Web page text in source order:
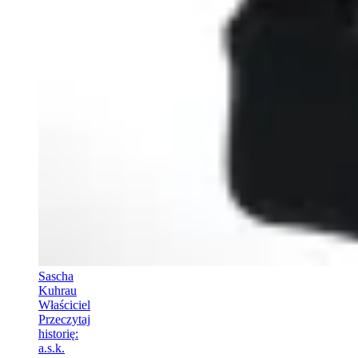
Sascha
Kuhrau
Właściciel
Przeczytaj
historię:
a.s.k.